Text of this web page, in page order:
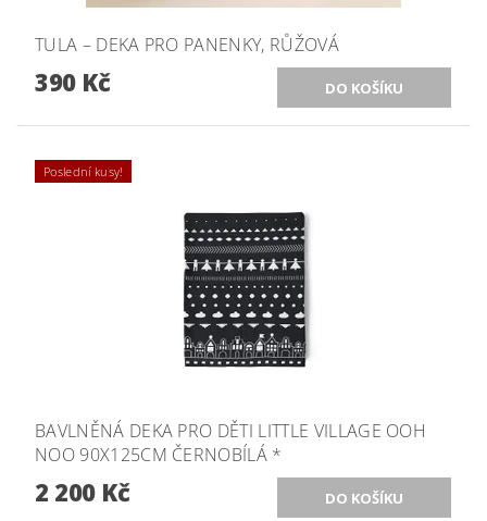
TULA – DEKA PRO PANENKY, RŮŽOVÁ
390 Kč
Poslední kusy!
BAVLNĚNÁ DEKA PRO DĚTI LITTLE VILLAGE OOH
NOO 90X125CM ČERNOBÍLÁ *
2 200 Kč